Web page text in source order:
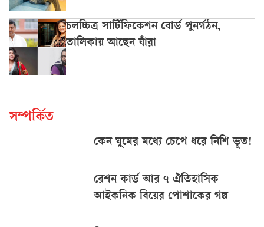
চলচ্চিত্র সার্টিফিকেশন বোর্ড পুনর্গঠন,
তালিকায় আছেন যাঁরা
সম্পর্কিত
কেন ঘুমের মধ্যে চেপে ধরে নিশি ভূত!
রেশন কার্ড আর ৭ ঐতিহাসিক
আইকনিক বিয়ের পোশাকের গল্প